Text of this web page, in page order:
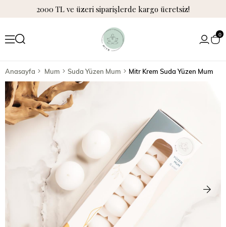
2000 TL ve üzeri siparişlerde kargo ücretsiz!
0
Anasayfa Mum Suda Yüzen Mum Mitr Krem Suda Yüzen Mum